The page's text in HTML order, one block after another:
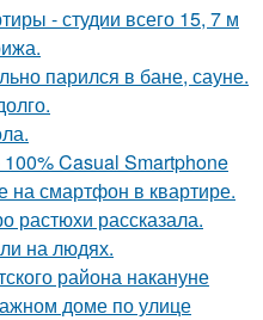
- студии всего 15, 7 м
парился в бане, сауне.
Casual Smartphone
смартфон в квартире.
растюхи рассказала.
на людях.
района накануне
доме по улице